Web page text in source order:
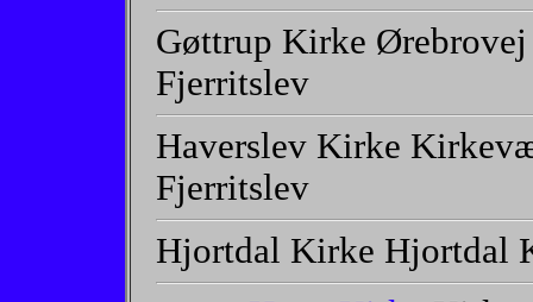
Gøttrup Kirke
Fjerritslev
Haverslev Kirke
Fjerritslev
Hjortdal Kirke Hjortdal